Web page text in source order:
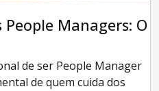
Managers: O
de ser People Manager
de quem cuida dos